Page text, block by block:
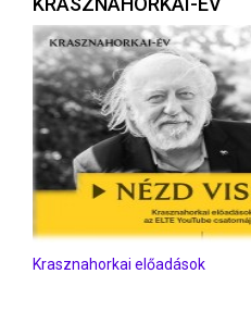
Krasznahorkai előadások